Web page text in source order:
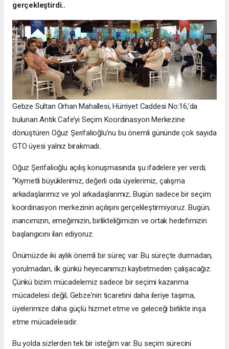
gerçekleştirdi..
Gebze Sultan Orhan Mahallesi, Hürriyet Caddesi No:16,’da
bulunan Antik Cafe’yi Seçim Koordinasyon Merkezine
dönüştüren Oğuz Şerifalioğlu’nu bu önemli gününde çok sayıda
GTO üyesi yalnız bırakmadı..
Oğuz Şerifalioğlu açılış konuşmasında şu ifadelere yer verdi;
“Kıymetli büyüklerimiz, değerli oda üyelerimiz, çalışma
arkadaşlarımız ve yol arkadaşlarımız; Bugün sadece bir seçim
koordinasyon merkezinin açılışını gerçekleştirmiyoruz. Bugün;
inancımızın, emeğimizin, birlikteliğimizin ve ortak hedefimizin
başlangıcını ilan ediyoruz.
Önümüzde iki aylık önemli bir süreç var. Bu süreçte durmadan,
yorulmadan, ilk günkü heyecanımızı kaybetmeden çalışacağız.
Çünkü bizim mücadelemiz sadece bir seçimi kazanma
mücadelesi değil; Gebze'nin ticaretini daha ileriye taşıma,
üyelerimize daha güçlü hizmet etme ve geleceği birlikte inşa
etme mücadelesidir.
Bu yolda sizlerden tek bir isteğim var. Bu seçim sürecini